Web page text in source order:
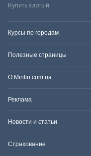
Купить злотый
Курсы по городам
Полезные страницы
О Minfin.com.ua
Реклама
Новости и статьи
Страхование